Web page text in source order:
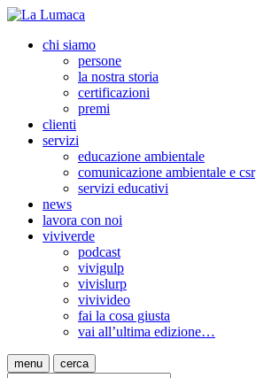
chi siamo
persone
la nostra storia
certificazioni
premi
clienti
servizi
educazione ambientale
comunicazione ambientale e csr
servizi educativi
news
lavora con noi
viviverde
podcast
vivigulp
vivislurp
vivivideo
fai la cosa giusta
vai all’ultima edizione…
menu cerca